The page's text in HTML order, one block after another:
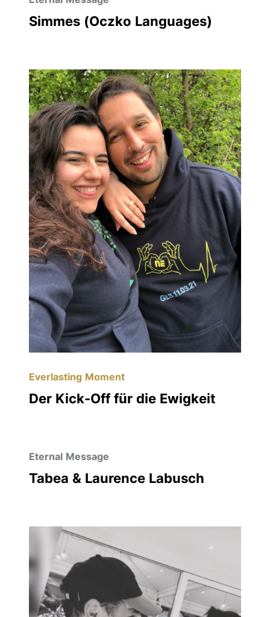
Simmes (Oczko Languages)
Everlasting Moment
Der Kick-Off für die Ewigkeit
Eternal Message
Tabea & Laurence Labusch